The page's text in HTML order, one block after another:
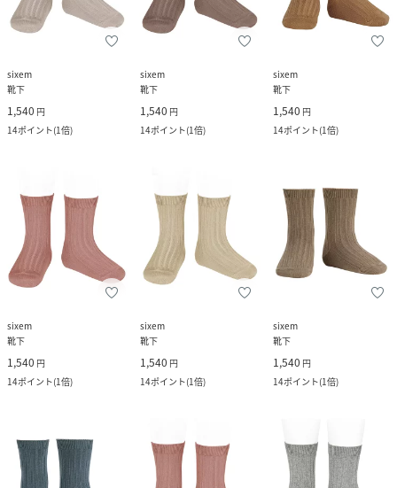
sixem
靴下
1,540 円
14ポイント(1倍)
sixem
靴下
1,540 円
14ポイント(1倍)
sixem
靴下
1,540 円
14ポイント(1倍)
sixem
靴下
1,540 円
14ポイント(1倍)
sixem
靴下
1,540 円
14ポイント(1倍)
sixem
靴下
1,540 円
14ポイント(1倍)